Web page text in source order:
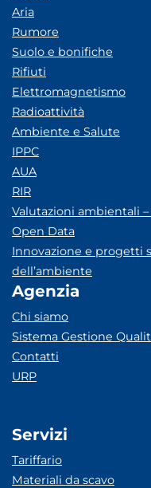
Aria
Rumore
Suolo e bonifiche
Rifiuti
Elettromagnetismo
Radioattività
Ambiente e Salute
IPPC
AUA
RIR
Valutazioni ambientali –
Open Data
Innovazione e progetti
dell’ambiente
Agenzia
Chi siamo
Sistema Gestione
Contatti
URP
Servizi
Tariffario
Materiali da scavo